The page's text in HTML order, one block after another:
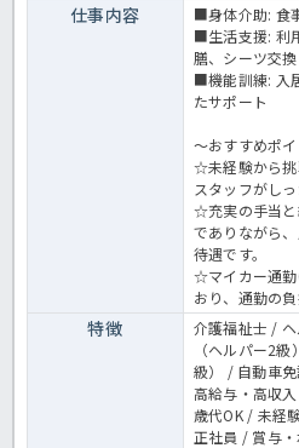
仕事内容
■身体介助: 食
■生活支援: 利
膳、シーツ交換
■機能訓練: 入
たサポート
～おすすめポ
☆未経験から挑
スタッフがし
☆充実の手当と
でありながら
待遇です。
☆マイカー通勤
おり、通勤の負
特徴
介護福祉士 /
（ヘルパー2
級） / 自動車
高給与・高収
歳代OK / 未経
正社員 / 賞与